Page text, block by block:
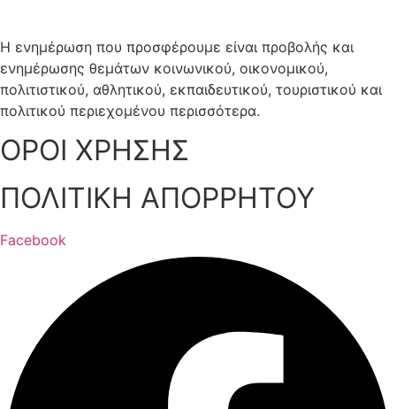
Η ενημέρωση που προσφέρουμε είναι προβολής και
ενημέρωσης θεμάτων κοινωνικού, οικονομικού,
πολιτιστικού, αθλητικού, εκπαιδευτικού, τουριστικού και
πολιτικού περιεχομένου περισσότερα.
ΟΡΟΙ ΧΡΗΣΗΣ
ΠΟΛΙΤΙΚΗ ΑΠΟΡΡΗΤΟΥ
Facebook